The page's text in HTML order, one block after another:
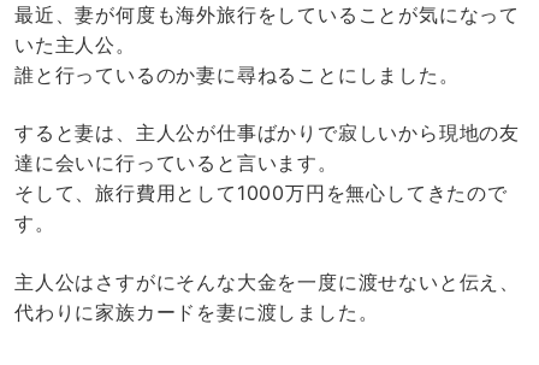
最近、妻が何度も海外旅行をしていることが気になって
いた主人公。
誰と行っているのか妻に尋ねることにしました。
すると妻は、主人公が仕事ばかりで寂しいから現地の友
達に会いに行っていると言います。
そして、旅行費用として1000万円を無心してきたので
す。
主人公はさすがにそんな大金を一度に渡せないと伝え、
代わりに家族カードを妻に渡しました。